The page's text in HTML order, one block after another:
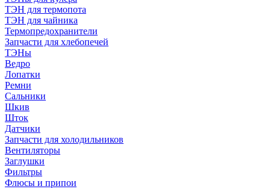
ТЭН для термопота
ТЭН для чайника
Термопредохранители
Запчасти для хлебопечей
ТЭНы
Ведро
Лопатки
Ремни
Сальники
Шкив
Шток
Датчики
Запчасти для холодильников
Вентиляторы
Заглушки
Фильтры
Флюсы и припои